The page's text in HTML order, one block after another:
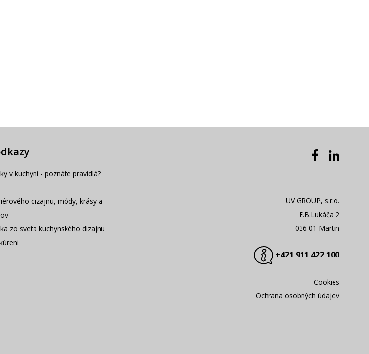
v kuchyni - poznáte pravidlá?
dizajnu, módy, krásy a
zo sveta kuchynského dizajnu
UV GROUP, s.r.o.
E.B.Lukáča 2
036 01 Martin
+421 911 422 100
Cookies
Ochrana osobných údajov